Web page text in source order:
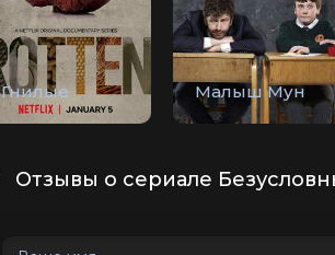
Гнилые Малыш Мун
Отзывы о сериале